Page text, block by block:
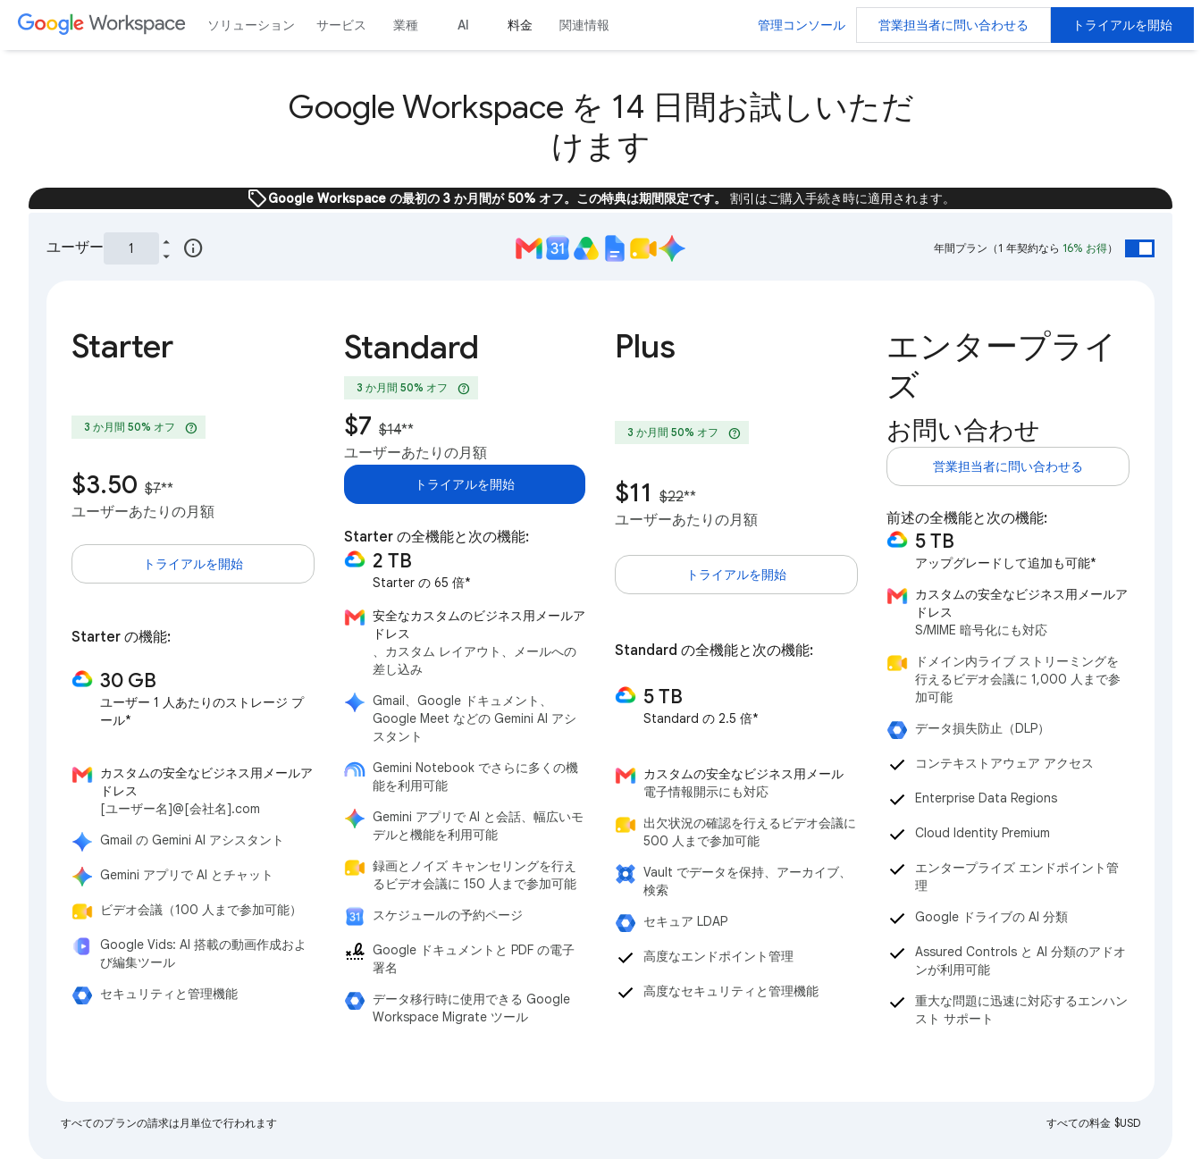
ソリューション サービス 業種 AI 料金 関連情報 管理コンソール 営業担当者に問い合わせる トライアルを開始
Google Workspace を 14 日間お試しいただ
けます
sellGoogle Workspace の最初の 3 か月間が 50% オフ。この特典は期間限定です。 割引はご購入手続き時に適用されます。
ユーザー info 年間プラン （1 年契約なら 16% お得）
Starter
3 か月間 50% オフ help
$3.50 $7**
ユーザーあたりの月額
トライアルを開始
Starter の機能:
30 GB
ユーザー 1 人あたりのストレージ プ
ール*
カスタムの安全なビジネス用メールア
ドレス
[ユーザー名]@[会社名].com
Gmail の Gemini AI アシスタント
Gemini アプリで AI とチャット
ビデオ会議（100 人まで参加可能）
Google Vids: AI 搭載の動画作成およ
び編集ツール
セキュリティと管理機能
Standard
3 か月間 50% オフ help
$7 $14**
ユーザーあたりの月額
トライアルを開始
Starter の全機能と次の機能:
2 TB
Starter の 65 倍*
安全なカスタムのビジネス用メールア
ドレス
、カスタム レイアウト、メールへの
差し込み
Gmail、Google ドキュメント、
Google Meet などの Gemini AI アシ
スタント
Gemini Notebook でさらに多くの機
能を利用可能
Gemini アプリで AI と会話、幅広いモ
デルと機能を利用可能
録画とノイズ キャンセリングを行え
るビデオ会議に 150 人まで参加可能
スケジュールの予約ページ
Google ドキュメントと PDF の電子
署名
データ移行時に使用できる Google
Workspace Migrate ツール
Plus
3 か月間 50% オフ help
$11 $22**
ユーザーあたりの月額
トライアルを開始
Standard の全機能と次の機能:
5 TB
Standard の 2.5 倍*
カスタムの安全なビジネス用メール
電子情報開示にも対応
出欠状況の確認を行えるビデオ会議に
500 人まで参加可能
Vault でデータを保持、アーカイブ、
検索
セキュア LDAP
高度なエンドポイント管理
高度なセキュリティと管理機能
エンタープライ
ズ
お問い合わせ
営業担当者に問い合わせる
前述の全機能と次の機能:
5 TB
アップグレードして追加も可能*
カスタムの安全なビジネス用メールア
ドレス
S/MIME 暗号化にも対応
ドメイン内ライブ ストリーミングを
行えるビデオ会議に 1,000 人まで参
加可能
データ損失防止（DLP）
コンテキストアウェア アクセス
Enterprise Data Regions
Cloud Identity Premium
エンタープライズ エンドポイント管
理
Google ドライブの AI 分類
Assured Controls と AI 分類のアドオ
ンが利用可能
重大な問題に迅速に対応するエンハン
スト サポート
すべてのプランの請求は月単位で行われます すべての料金 $USD